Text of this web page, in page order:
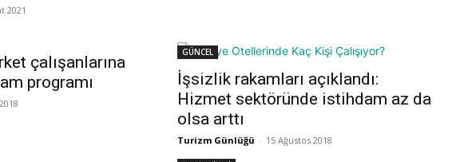
2021
çalışanlarına
programı
GÜNCEL
İşsizlik rakamları açıklandı:
Hizmet sektöründe istihdam az da
olsa arttı
Turizm Günlüğü - 15 Ağustos 2018